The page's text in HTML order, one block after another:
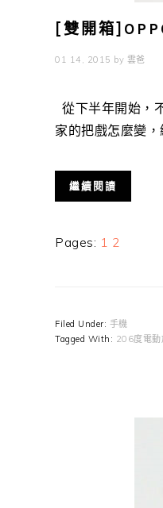
[雙開箱
01 14, 2015 by 雲爸
從下半年開始，
家的把戲怎麼變
繼續閱讀
Pages: Page
1 Page
2
Filed Under: 手機
Tagged With: 206度電動